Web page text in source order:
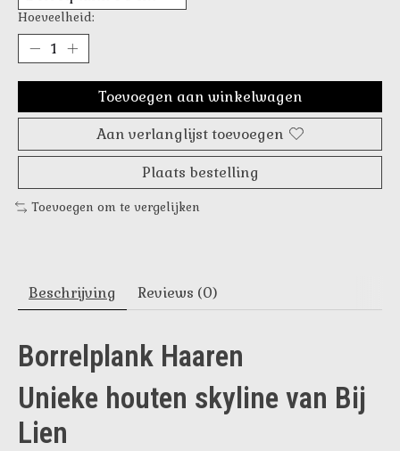
Hoeveelheid:
Toevoegen aan winkelwagen
Aan verlanglijst toevoegen
Plaats bestelling
Toevoegen om te vergelijken
Beschrijving Reviews (0)
Borrelplank Haaren
Unieke houten skyline van Bij
Lien